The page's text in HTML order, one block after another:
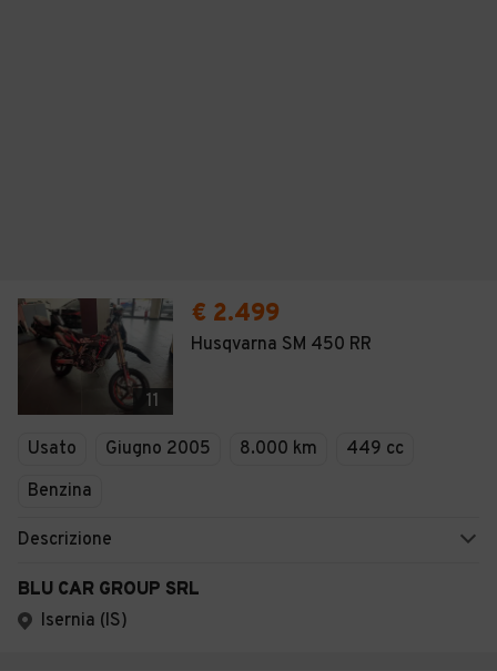
11
€ 2.499
Husqvarna SM 450 RR
Usato Giugno 2005 8.000 km
449 cc
Benzina
Descrizione
BLU CAR GROUP SRL
Isernia (IS)